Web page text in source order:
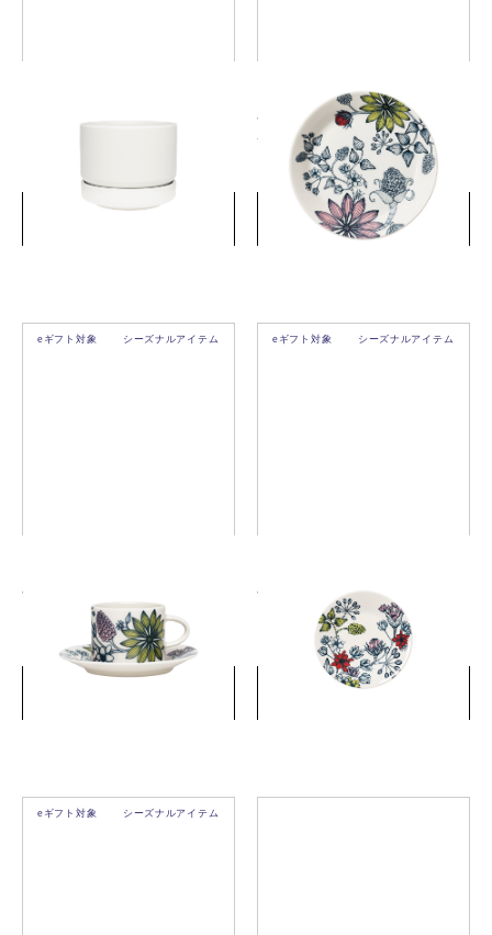
￥9,900
ルノ サマーレイ プレート
21cm
￥6,600 (税込)
詳細を見る
eギフト対象 シーズナルアイテム
ルノ サマーレイ コーヒーカ
ップ＆ソーサー
￥8,800 (税込)
eギフト対象 シーズナルアイテム
ルノ サマーレイ プレート
14cm / ソーサー
(税込)
詳細を見る
eギフト対象 シーズナルアイテム